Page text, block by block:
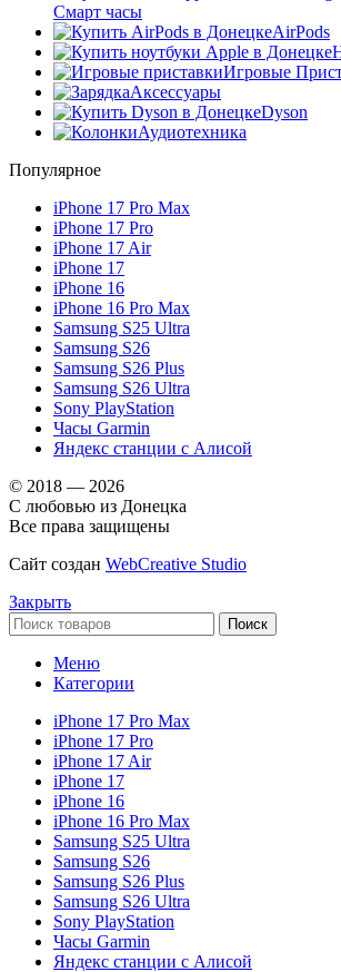
Смарт часы
AirPods
Игровые
Аксессуары
Dyson
Аудиотехника
Популярное
iPhone 17 Pro Max
iPhone 17 Pro
iPhone 17 Air
iPhone 17
iPhone 16
iPhone 16 Pro Max
Samsung S25 Ultra
Samsung S26
Samsung S26 Plus
Samsung S26 Ultra
Sony PlayStation
Часы Garmin
Яндекс станции с Алисой
© 2018 — 2026
С любовью из Донецка
Все права защищены
Сайт создан WebCreative Studio
Закрыть
Поиск
Меню
Категории
iPhone 17 Pro Max
iPhone 17 Pro
iPhone 17 Air
iPhone 17
iPhone 16
iPhone 16 Pro Max
Samsung S25 Ultra
Samsung S26
Samsung S26 Plus
Samsung S26 Ultra
Sony PlayStation
Часы Garmin
Яндекс станции с Алисой